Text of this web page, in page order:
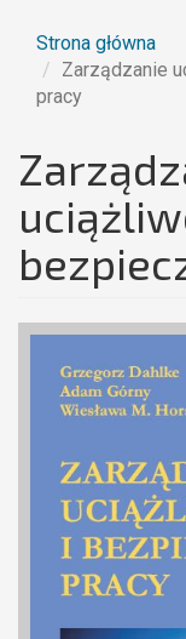
Strona główna
Zarządzanie
pracy